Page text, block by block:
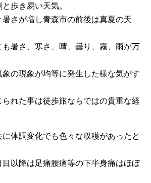
歩き易い天気。
さが増し青森市の前後は真夏の天
暑さ、寒さ、晴、曇り、霧、雨が万
の現象が均等に発生した様な気がす
れた事は徒歩旅ならではの貴重な経
体調変化でも色々な収穫があったと
以降は足痛腰痛等の下半身痛はほぼ